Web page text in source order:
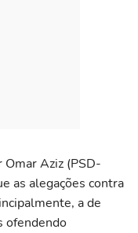
Aziz (PSD-
as alegações contra
a de
ofendendo